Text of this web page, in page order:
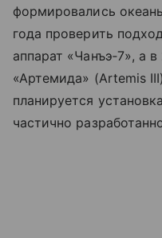
формировались
года проверить
аппарат «Чанъэ‑7», а
«Артемида» (Artemis
планируется
частично